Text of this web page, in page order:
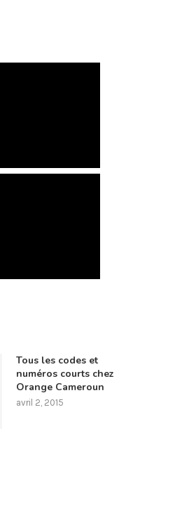
Tous les codes et
numéros courts chez
Orange Cameroun
avril 2, 2015